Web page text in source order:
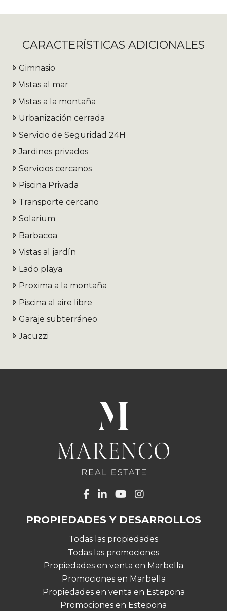
CARACTERÍSTICAS ADICIONALES
Gimnasio
Vistas al mar
Vistas a la montaña
Urbanización cerrada
Servicio de Seguridad 24H
Jardines privados
Servicios cercanos
Piscina Privada
Transporte cercano
Solarium
Barbacoa
Vistas al jardín
Lado playa
Proxima a la montaña
Piscina al aire libre
Garaje subterráneo
Jacuzzi
PROPIEDADES Y DESARROLLOS
Todas las propiedades
Todas las promociones
Propiedades en venta en Marbella
Promociones en Marbella
Propiedades en venta en Estepona
Promociones en Estepona